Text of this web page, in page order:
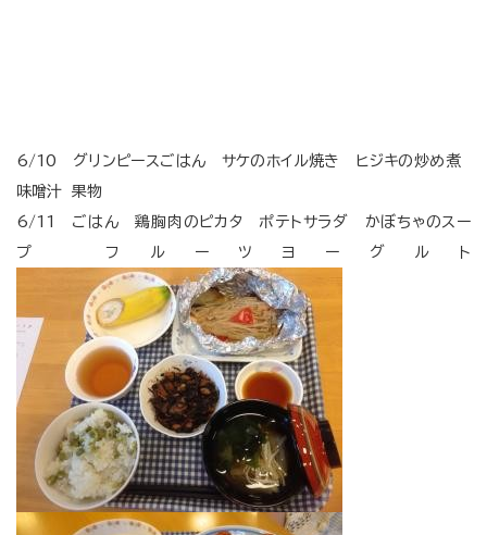
6/10 グリンピースごはん サケのホイル焼き ヒジキの炒め煮
味噌汁 果物
6/11 ごはん 鶏胸肉のピカタ ポテトサラダ かぼちゃのスー
プ フルーツヨーグルト